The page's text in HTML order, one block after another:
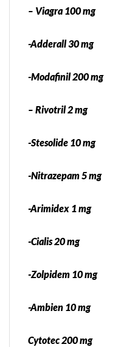
– Viagra 100 mg
-Adderall 30 mg
-Modafinil 200 mg
– Rivotril 2 mg
-Stesolide 10 mg
-Nitrazepam 5 mg
-Arimidex 1 mg
-Cialis 20 mg
-Zolpidem 10 mg
-Ambien 10 mg
Cytotec 200 mg